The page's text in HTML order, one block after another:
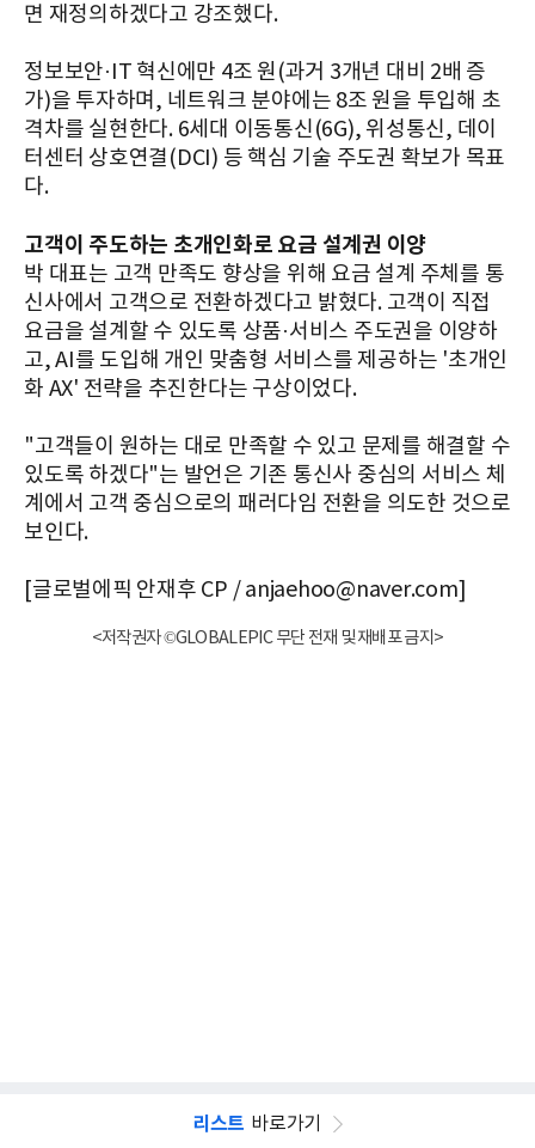
면 재정의하겠다고 강조했다.
정보보안·IT 혁신에만 4조 원(과거 3개년 대비 2배 증
가)을 투자하며, 네트워크 분야에는 8조 원을 투입해 초
격차를 실현한다. 6세대 이동통신(6G), 위성통신, 데이
터센터 상호연결(DCI) 등 핵심 기술 주도권 확보가 목표
다.
고객이 주도하는 초개인화로 요금 설계권 이양
박 대표는 고객 만족도 향상을 위해 요금 설계 주체를 통
신사에서 고객으로 전환하겠다고 밝혔다. 고객이 직접
요금을 설계할 수 있도록 상품·서비스 주도권을 이양하
고, AI를 도입해 개인 맞춤형 서비스를 제공하는 '초개인
화 AX' 전략을 추진한다는 구상이었다.
"고객들이 원하는 대로 만족할 수 있고 문제를 해결할 수
있도록 하겠다"는 발언은 기존 통신사 중심의 서비스 체
계에서 고객 중심으로의 패러다임 전환을 의도한 것으로
보인다.
[글로벌에픽 안재후 CP / anjaehoo@naver.com]
<저작권자 ©GLOBALEPIC 무단 전재 및 재배포 금지>
리스트 바로가기